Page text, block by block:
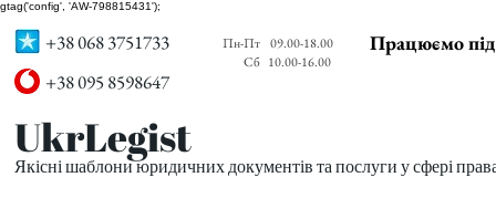
gtag('config', 'AW-798815431');
+38 068 3751733
+38 095 8598647
Пн-Пт
Сб
09.00-18.00
10.00-16.00
Працюємо
UkrLegist
Якісні шаблони юридичних документів та послуги у сфері